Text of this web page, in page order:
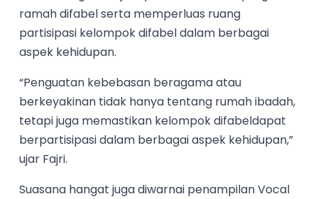
ramah difabel serta memperluas ruang
partisipasi kelompok difabel dalam berbagai
aspek kehidupan.
“Penguatan kebebasan beragama atau
berkeyakinan tidak hanya tentang rumah ibadah,
tetapi juga memastikan kelompok difabeldapat
berpartisipasi dalam berbagai aspek kehidupan,”
ujar Fajri.
Suasana hangat juga diwarnai penampilan Vocal